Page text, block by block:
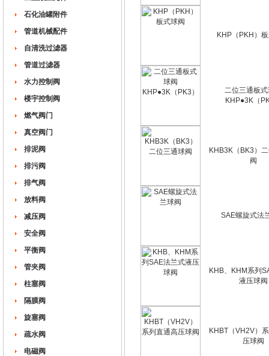
石化油罐附件
管道机械配件
自清洗过滤器
管道过滤器
水力控制阀
楼宇控制阀
燃气阀门
真空阀门
排泥阀
排污阀
排气阀
放料阀
减压阀
安全阀
平衡阀
管夹阀
柱塞阀
隔膜阀
旋塞阀
疏水阀
电磁阀
KHP（PKH）
二位三通板
KHP●3K（
KHB3K（BK3）
阀
SAE螺旋式法
KHB、KHM系列
液压球阀
KHBT（VH2V）
压球阀